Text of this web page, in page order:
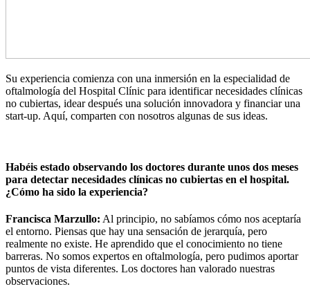
Su experiencia comienza con una inmersión en la especialidad de
oftalmología del Hospital Clínic para identificar necesidades clínicas
no cubiertas, idear después una solución innovadora y financiar una
start-up. Aquí, comparten con nosotros algunas de sus ideas.
Habéis estado observando los doctores durante unos dos meses
para detectar necesidades clínicas no cubiertas en el hospital.
¿Cómo ha sido la experiencia?
Francisca Marzullo: Al principio, no sabíamos cómo nos aceptaría
el entorno. Piensas que hay una sensación de jerarquía, pero
realmente no existe. He aprendido que el conocimiento no tiene
barreras. No somos expertos en oftalmología, pero pudimos aportar
puntos de vista diferentes. Los doctores han valorado nuestras
observaciones.